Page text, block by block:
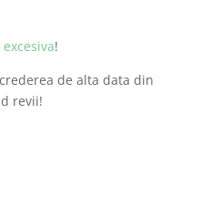
!
de alta data din
revii!